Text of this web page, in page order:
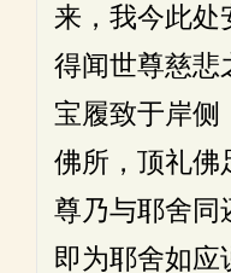
来，我今此处
得闻世尊慈悲
宝履致于岸侧
佛所，顶礼佛
尊乃与耶舍同
即为耶舍如应